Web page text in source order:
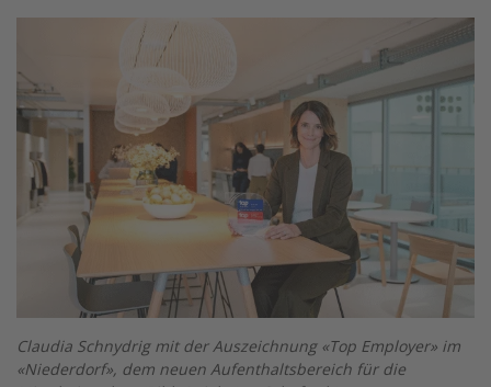
Claudia Schnydrig mit der Auszeichnung «Top Employer» im
«Niederdorf», dem neuen Aufenthaltsbereich für die